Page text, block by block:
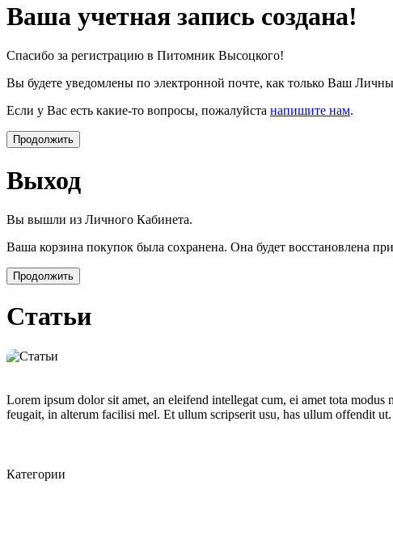
Ваша учетная запись создана!
Спасибо за регистрацию в Питомник Высоцкого!
Вы будете уведомлены по электронной почте, как только Ваш
Если у Вас есть какие-то вопросы, пожалуйста напишите нам.
Продолжить
Выход
Вы вышли из Личного Кабинета.
Ваша корзина покупок была сохранена. Она будет восстановлена
Продолжить
Статьи
Lorem ipsum dolor sit amet, an eleifend intellegat cum, ei amet tota
feugait, in alterum facilisi mel. Et ullum scripserit usu, has ullum offendit
Категории